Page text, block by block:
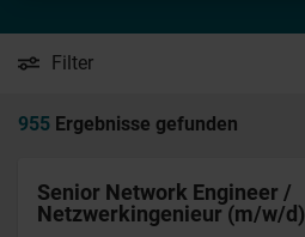
Filter
955 Ergebnisse gefunden
Senior Network Engineer /
Netzwerkingenieur (m/w/d)